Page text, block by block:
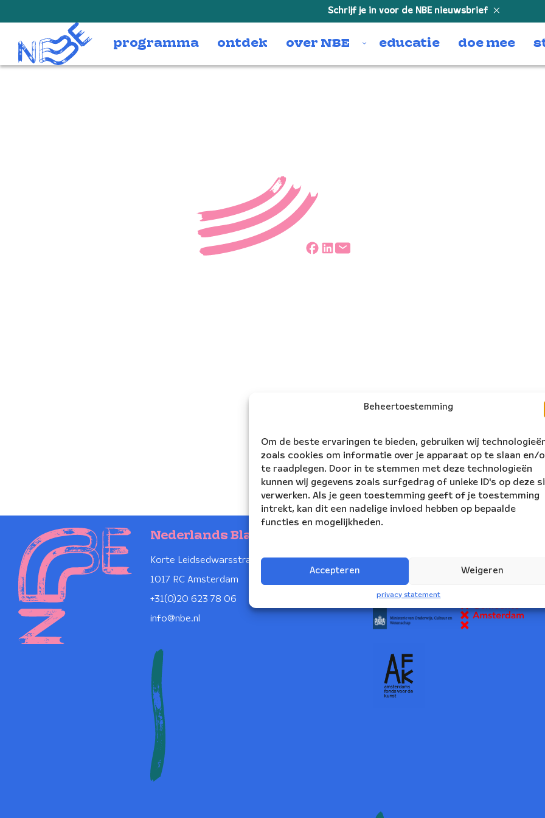
Beheertoestemming
Om de beste ervaringen te bieden, gebruiken wij
zoals cookies om informatie over je apparaat op te slaan en/
te raadplegen. Door in te stemmen met deze technologieën
kunnen wij gegevens zoals surfgedrag of unieke ID's op deze
verwerken. Als je geen toestemming geeft of je toestemming
intrekt, kan dit een nadelige invloed hebben op bepaalde
functies en mogelijkheden.
Accepteren Weigeren
privacy statement
Schrijf je in voor de NBE nieuwsbrief
programma ontdek over NBE educatie doe mee
Nederlands Blazers Ensemble
Korte Leidsedwarsstraat 12
1017 RC Amsterdam
+31(0)20 623 78 06
info@nbe.nl
NBE wordt ondersteund door: